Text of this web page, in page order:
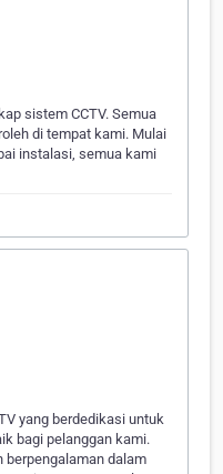
sistem CCTV. Semua
di tempat kami. Mulai
instalasi, semua kami
yang berdedikasi untuk
bagi pelanggan kami.
berpengalaman dalam